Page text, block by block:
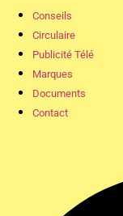
Conseils
Circulaire
Publicité Télé
Marques
Documents
Contact